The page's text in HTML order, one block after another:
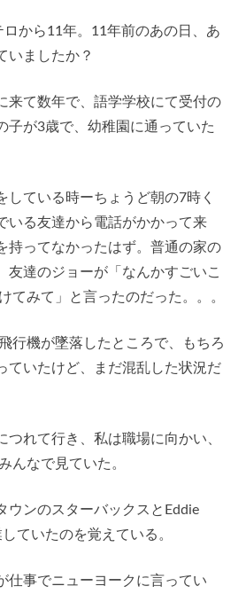
から11年。11年前のあの日、あ
いましたか？
来て数年で、語学学校にて受付の
子が3歳で、幼稚園に通っていた
している時ーちょうど朝の7時く
いる友達から電話がかかって来
持ってなかったはず。普通の家の
友達のジョーが「なんかすごいこ
てみて」と言ったのだった。。。
行機が墜落したところで、もちろ
ていたけど、まだ混乱した状況だ
つれて行き、私は職場に向かい、
んなで見ていた。
ウンのスターバックスとEddie
ていたのを覚えている。
仕事でニューヨークに言ってい